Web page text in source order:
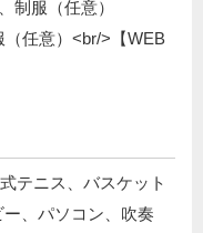
制服（任意）
任意）<br/>【WEB
テニス、バスケット
、パソコン、吹奏